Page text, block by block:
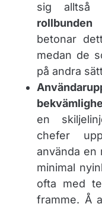
sig alltså
rollbunden
betonar
medan de
på andra
en
chefer
använda en
minimal
ofta med
framme. Å